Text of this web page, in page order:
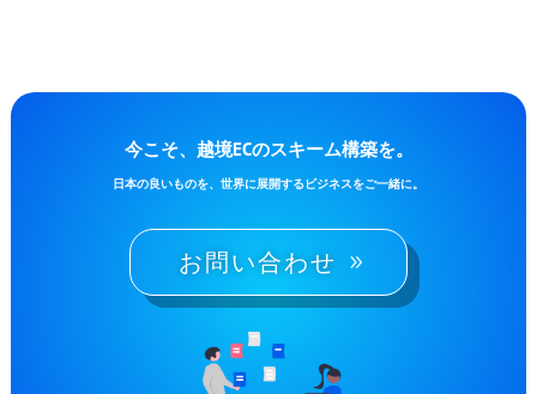
今こそ、越境ECのスキーム構築を。
日本の良いものを、世界に展開するビジネスをご一緒に。
お問い合わせ